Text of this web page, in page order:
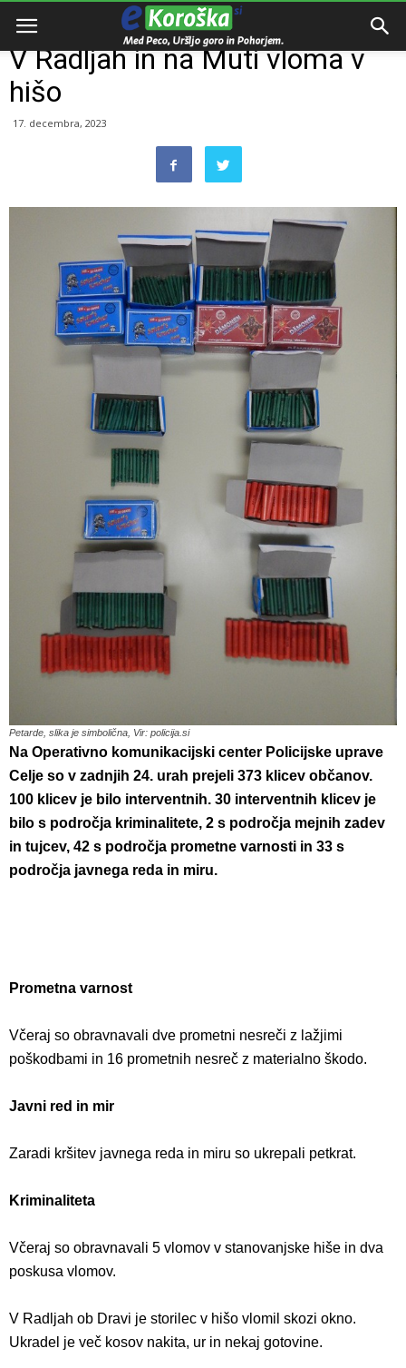
Domov
V Radljah in na Muti vloma v
hišo
17. decembra, 2023
Petarde, slika je simbolična, Vir: policija.si
Na Operativno komunikacijski center Policijske uprave
Celje so v zadnjih 24. urah prejeli 373 klicev občanov.
100 klicev je bilo interventnih. 30 interventnih klicev je
bilo s področja kriminalitete, 2 s področja mejnih zadev
in tujcev, 42 s področja prometne varnosti in 33 s
področja javnega reda in miru.
Prometna varnost
Včeraj so obravnavali dve prometni nesreči z lažjimi
poškodbami in 16 prometnih nesreč z materialno škodo.
Javni red in mir
Zaradi kršitev javnega reda in miru so ukrepali petkrat.
Kriminaliteta
Včeraj so obravnavali 5 vlomov v stanovanjske hiše in dva
poskusa vlomov.
V Radljah ob Dravi je storilec v hišo vlomil skozi okno.
Ukradel je več kosov nakita, ur in nekaj gotovine.